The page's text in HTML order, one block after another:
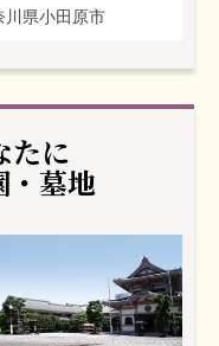
川県小田原市
たに
・墓地